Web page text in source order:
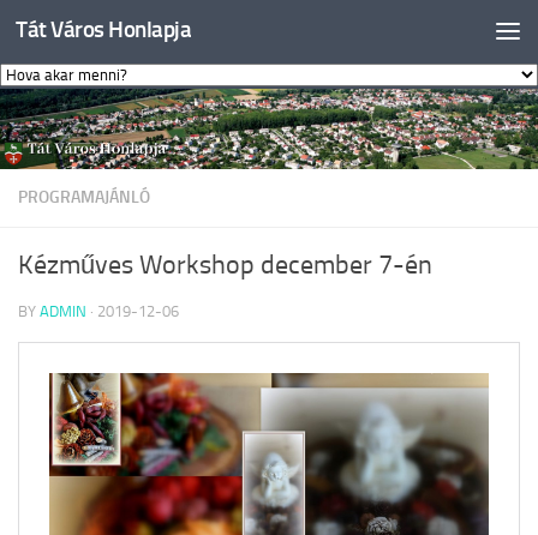
Skip to content
Tát Város Honlapja
PROGRAMAJÁNLÓ
Kézműves Workshop december 7-én
BY ADMIN · 2019-12-06